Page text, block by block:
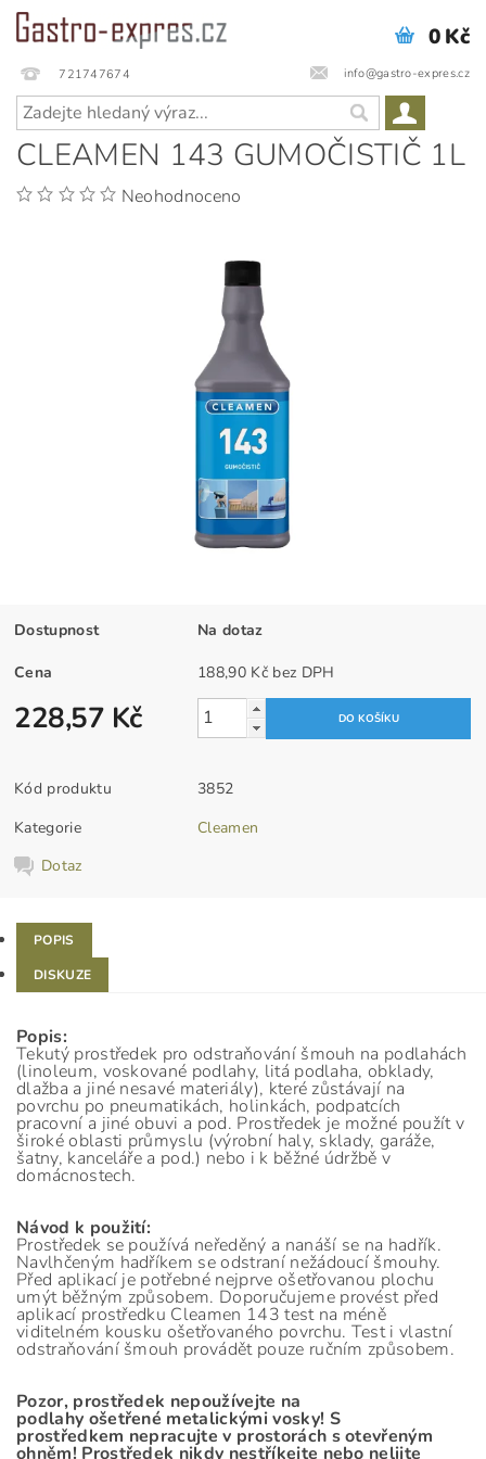
721747674 info@gastro-expres.cz
0 Kč
CLEAMEN 143 GUMOČISTIČ 1L
Neohodnoceno
Dostupnost Na dotaz
Cena 188,90 Kč bez DPH
228,57 Kč
Kód produktu
3852
Kategorie
Cleamen
Dotaz
POPIS
DISKUZE
Popis:
Tekutý prostředek pro odstraňování šmouh na podlahách
(linoleum, voskované podlahy, litá podlaha, obklady,
dlažba a jiné nesavé materiály), které zůstávají na
povrchu po pneumatikách, holinkách, podpatcích
pracovní a jiné obuvi a pod. Prostředek je možné použít v
široké oblasti průmyslu (výrobní haly, sklady, garáže,
šatny, kanceláře a pod.) nebo i k běžné údržbě v
domácnostech.
Návod k použití:
Prostředek se používá neředěný a nanáší se na hadřík.
Navlhčeným hadříkem se odstraní nežádoucí šmouhy.
Před aplikací je potřebné nejprve ošetřovanou plochu
umýt běžným způsobem. Doporučujeme provést před
aplikací prostředku Cleamen 143 test na méně
viditelném kousku ošetřovaného povrchu. Test i vlastní
odstraňování šmouh provádět pouze ručním způsobem.
Pozor, prostředek nepoužívejte na
podlahy ošetřené metalickými vosky! S
prostředkem nepracujte v prostorách s otevřeným
ohněm! Prostředek nikdy nestříkejte nebo nelijte